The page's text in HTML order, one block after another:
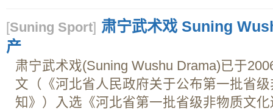
[Suning Sport] 肃宁武术戏 Suning
产
肃宁武术戏(Suning Wushu Drama)已于
文（《河北省人民政府关于公布第一批省
知》）入选《河北省第一批省级非物质文